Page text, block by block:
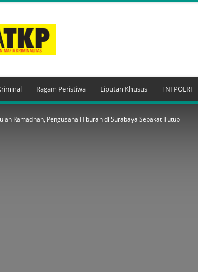
Ragam Peristiwa Liputan Khusus TNI POLRI
Ramadhan, Pengusaha Hiburan di Surabaya Sepakat Tutup